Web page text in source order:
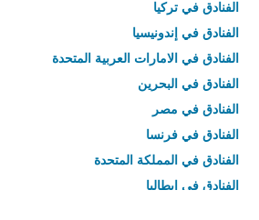
الفنادق في تركيا
الفنادق في إندونيسيا
الفنادق في الامارات العربية المتحدة
الفنادق في البحرين
الفنادق في مصر
الفنادق في فرنسا
الفنادق في المملكة المتحدة
الفنادق في إيطاليا